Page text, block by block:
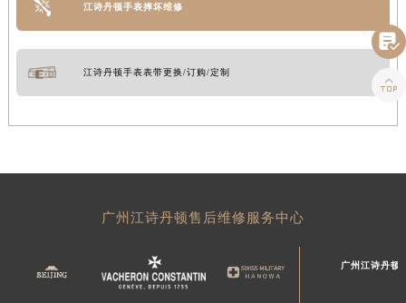
江诗丹顿手表摔坏维修
江诗丹顿手表表带更换/订购/定制
广州江诗丹顿售后维修服务中心
广州江诗丹顿

